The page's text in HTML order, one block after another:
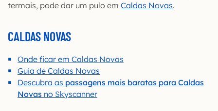
termais, pode dar um pulo em Caldas Novas.
CALDAS NOVAS
Onde ficar em Caldas Novas
Guia de Caldas Novas
Descubra as passagens mais baratas para Caldas
Novas no Skyscanner